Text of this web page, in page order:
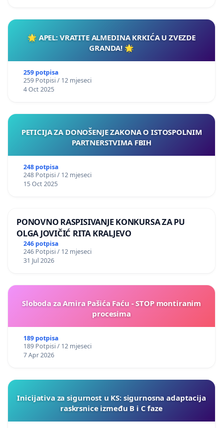
🌟 APEL: VRATITE ALMEDINA KRKIĆA U ZVEZDE
GRANDA! 🌟
259 potpisa
259 Potpisi / 12 mjeseci
4 Oct 2025
PETICIJA ZA DONOŠENJE ZAKONA O ISTOSPOLNIM
PARTNERSTVIMA FBIH
248 potpisa
248 Potpisi / 12 mjeseci
15 Oct 2025
PONOVNO RASPISIVANJE KONKURSA ZA PU
OLGA JOVIČIĆ RITA KRALJEVO
246 potpisa
246 Potpisi / 12 mjeseci
31 Jul 2026
Sloboda za Amira Pašića Faću - STOP montiranim
procesima
189 potpisa
189 Potpisi / 12 mjeseci
7 Apr 2026
Inicijativa za sigurnost u KS: sigurnosna adaptacija
raskrsnice između B i C faze